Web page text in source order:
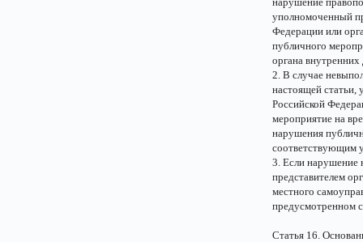
уполномоченный
Федерации или
публичного
органа
2. В случае
настоящей статьи,
Российской
мероприятие на
нарушения
соответствующим
3. Если нарушение
представителем
местного
предусмотренном
Статья 16.